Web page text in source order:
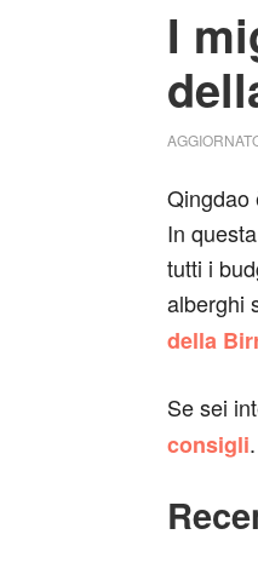
I
Qingdao
In
tutti i
alberghi
della
Se sei
consigli.